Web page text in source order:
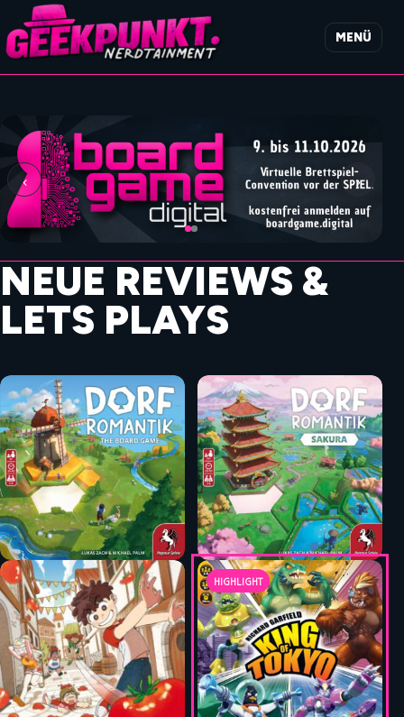
MENÜ
‹ ›
NEUE REVIEWS &
LETS PLAYS
HIGHLIGHT